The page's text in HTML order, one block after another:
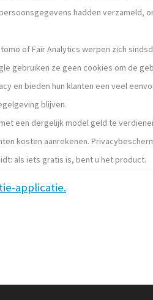
hadden verzameld,
of Fair Analytics werpen zich
gebruiken ze geen cookies om de
en bieden hun klanten een veel
blijven.
een dergelijk model geld te
kosten aanrekenen.
als iets gratis is, bent u het product.
applicatie.